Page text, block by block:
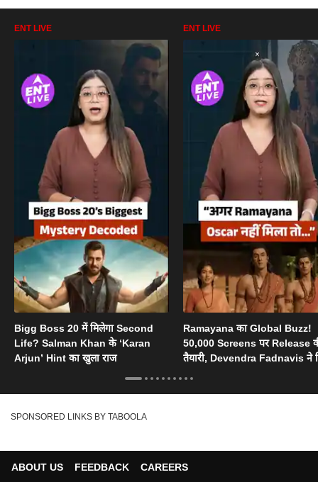
ENT LIVE
Bigg Boss 20 में मिलेगा Second
Life? Salman Khan के ‘Karan
Arjun’ Hint का खुला राज
ENT LIVE
Ramayana का Global Buzz!
50,000 Screens पर Release
तैयारी, Devendra Fadnavis ने
SPONSORED LINKS BY TABOOLA
ABOUT US FEEDBACK CAREERS